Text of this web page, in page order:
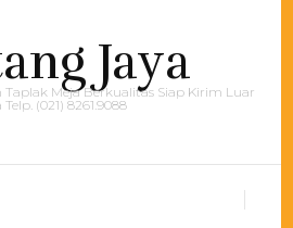
Jaya
Meja Berkualitas Siap Kirim Luar
Telp. (021) 8261.9088